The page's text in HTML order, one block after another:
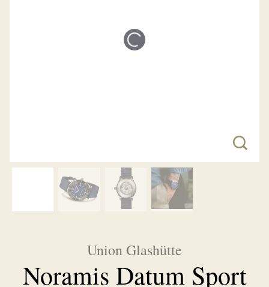
Union Glashütte
Noramis Datum Sport